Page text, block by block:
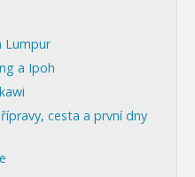
Lumpur
a Ipoh
cesta a první dny